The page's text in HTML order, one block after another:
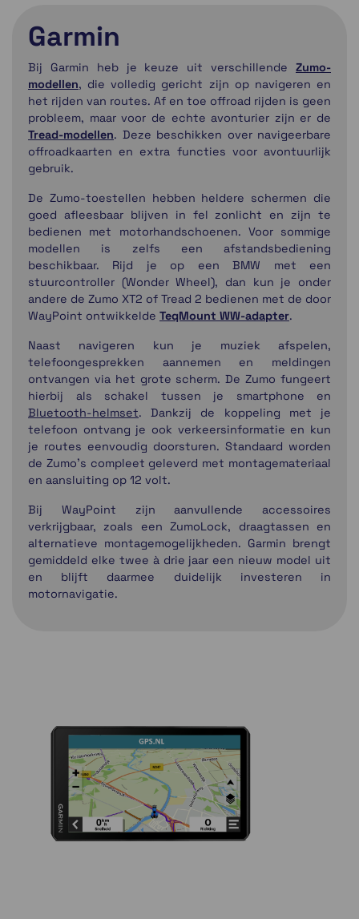
Garmin
Bij Garmin heb je keuze uit verschillende Zumo-
modellen, die volledig gericht zijn op navigeren en
het rijden van routes. Af en toe offroad rijden is geen
probleem, maar voor de echte avonturier zijn er de
Tread-modellen. Deze beschikken over navigeerbare
offroadkaarten en extra functies voor avontuurlijk
gebruik.
De Zumo-toestellen hebben heldere schermen die
goed afleesbaar blijven in fel zonlicht en zijn te
bedienen met motorhandschoenen. Voor sommige
modellen is zelfs een afstandsbediening
beschikbaar. Rijd je op een BMW met een
stuurcontroller (Wonder Wheel), dan kun je onder
andere de Zumo XT2 of Tread 2 bedienen met de door
WayPoint ontwikkelde TeqMount WW-adapter.
Naast navigeren kun je muziek afspelen,
telefoongesprekken aannemen en meldingen
ontvangen via het grote scherm. De Zumo fungeert
hierbij als schakel tussen je smartphone en
Bluetooth-helmset. Dankzij de koppeling met je
telefoon ontvang je ook verkeersinformatie en kun
je routes eenvoudig doorsturen. Standaard worden
de Zumo’s compleet geleverd met montagemateriaal
en aansluiting op 12 volt.
Bij WayPoint zijn aanvullende accessoires
verkrijgbaar, zoals een ZumoLock, draagtassen en
alternatieve montagemogelijkheden. Garmin brengt
gemiddeld elke twee à drie jaar een nieuw model uit
en blijft daarmee duidelijk investeren in
motornavigatie.